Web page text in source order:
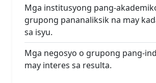
Mga institusyong pang-
grupong pananaliksik na may
sa isyu.
Mga negosyo o grupong pang-
may interes sa resulta.